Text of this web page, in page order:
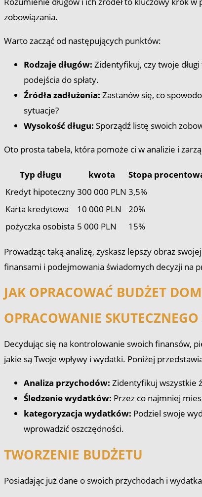
zobowiązania.
Warto zacząć od następujących punktów:
Rodzaje długów: Zidentyfikuj, czy twoje
podejścia do spłaty.
Źródła zadłużenia: Zastanów się, co
sytuacje?
Wysokość długu: Sporządź listę swoich
Oto prosta tabela, która pomoże ci w analizie i
Typ długu kwota Stopa
Kredyt hipoteczny300 000 PLN 3,5%
Karta kredytowa
10 000 PLN 20%
pożyczka osobista 5 000 PLN 15%
Prowadząc taką analizę, zyskasz lepszy obraz
finansami i podejmowania świadomych decyzji na
JAK OPRACOWAĆ BUDŻET
OPRACOWANIE
Decydując się na kontrolowanie swoich finansów,
jakie są Twoje wpływy i wydatki. Poniżej
Analiza przychodów: Zidentyfikuj wszystkie
Śledzenie wydatków: Przez co najmniej
kategoryzacja wydatków: Podziel swoje
wprowadzić oszczędności.
TWORZENIE BUDŻETU
Posiadając już dane o swoich przychodach i